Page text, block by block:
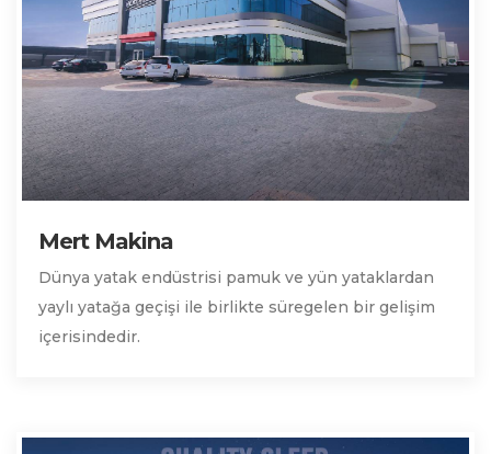
Mert Makina
Dünya yatak endüstrisi pamuk ve yün yataklardan
yaylı yatağa geçişi ile birlikte süregelen bir gelişim
içerisindedir.